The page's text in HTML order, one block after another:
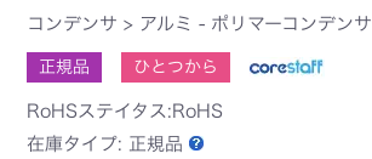
コンデンサ > アルミ - ポリマーコンデンサ
正規品 ひとつから
RoHSステイタス:RoHS
在庫タイプ: 正規品